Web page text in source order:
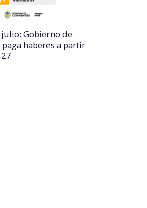
Gobierno de
haberes a partir